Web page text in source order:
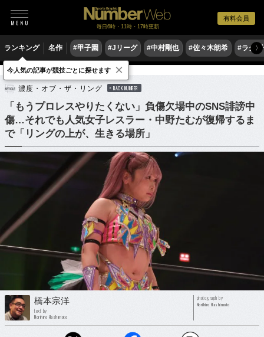
有料会員
毎日6時・11時・17時更新
ランキング 名作 #甲子園 #Jリーグ #中村剛也 #佐々木朗希 #ラグ〉
格闘技 プロレス
濃度・オブ・ザ・リング BACK NUMBER
「もうプロレスやりたくない」負傷欠場中のSNS誹謗中
傷…それでも人気女子レスラー・中野たむが復帰するま
で「リングの上が、生きる場所」
橋本宗洋
text by
Norihiro Hashimoto
photograph by
Norihiro Hashimoto
今人気の記事が競技ごとに探せます ×